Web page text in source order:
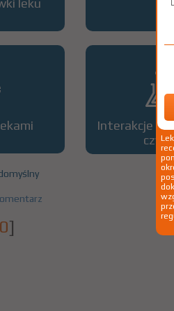
leku
Interakcje z
0]